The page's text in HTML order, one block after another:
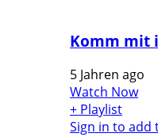
Komm mit
5 Jahren ago
Watch Now
+ Playlist
Sign in to add